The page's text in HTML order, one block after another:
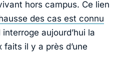
hors campus. Ce lien
des cas est connu
aujourd’hui la
il y a près d’une